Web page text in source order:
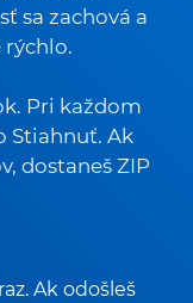
sa zachová a
rýchlo.
Pri každom
Stiahnuť. Ak
dostaneš ZIP
Ak odošleš